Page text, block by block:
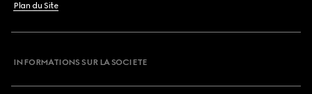
Plan du Site
INFORMATIONS SUR LA SOCIETE